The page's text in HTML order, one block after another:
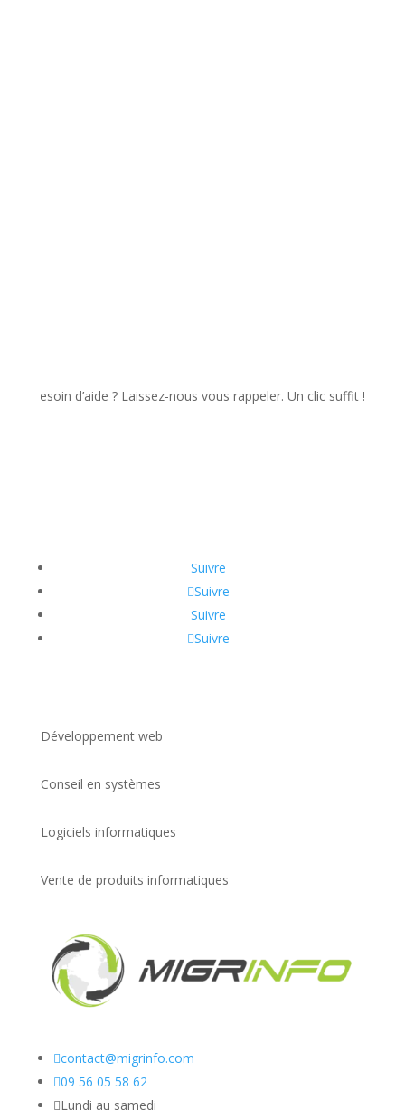
d’aide ? Laissez-nous vous rappeler. Un clic suffit !
Suivre
Suivre
Suivre
Suivre
Développement web
Conseil en systèmes
Logiciels informatiques
Vente de produits informatiques
contact@migrinfo.com
09 56 05 58 62
Lundi au samedi